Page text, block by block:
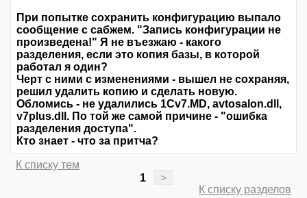
При попытке сохранить конфигурацию выпало
сообщение с сабжем. "Запись конфигурации не
произведена!" Я не въезжаю - какого
разделения, если это копия базы, в которой
работал я один?
Черт с ними с изменениями - вышел не сохраняя,
решил удалить копию и сделать новую.
Обломись - не удалились 1Cv7.MD, avtosalon.dll,
v7plus.dll. По той же самой причине - "ошибка
разделения доступа".
Кто знает - что за притча?
К списку тем
1
>
К списку разделов